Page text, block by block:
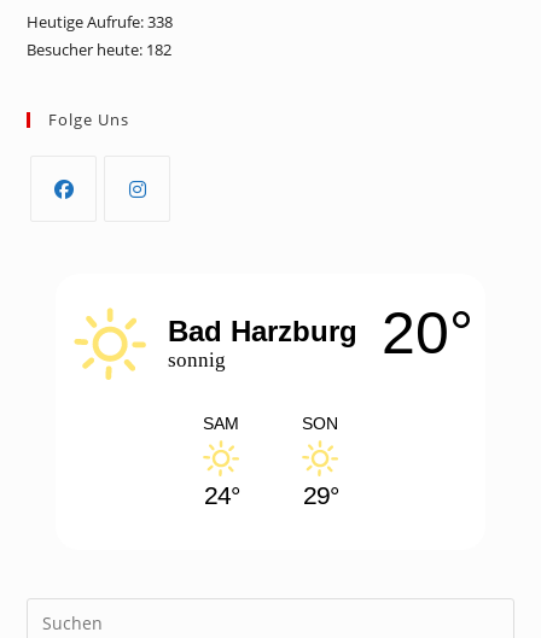
Heutige Aufrufe:338
Besucher heute: 182
Folge Uns
new
tab
Bad Harzburg
sonnig 20°
SAM
24°
SON
29°